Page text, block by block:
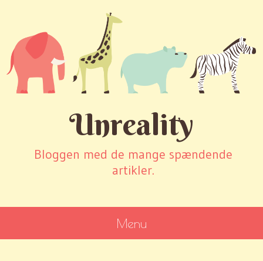
Unreality
Bloggen med de mange spændende
artikler.
Menu